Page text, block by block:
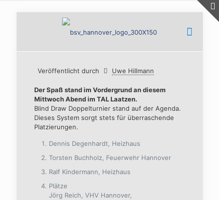
Veröffentlicht durch Uwe Hillmann
Der Spaß stand im Vordergrund an diesem
Mittwoch Abend im TAL Laatzen.
Blind Draw Doppelturnier stand auf der Agenda.
Dieses System sorgt stets für überraschende
Platzierungen.
Dennis Degenhardt, Heizhaus
Torsten Buchholz, Feuerwehr Hannover
Ralf Kindermann, Heizhaus
Plätze
Jörg Reich, VHV Hannover,